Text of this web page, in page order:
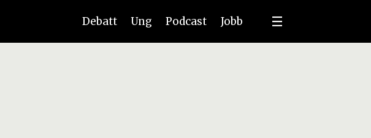
Debatt Ung Podcast Jobb